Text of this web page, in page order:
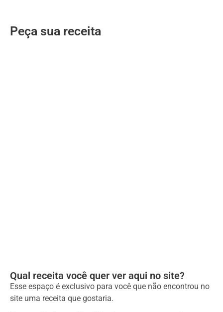
Peça sua receita
Qual receita você quer ver aqui no site?
Esse espaço é exclusivo para você que não encontrou no
site uma receita que gostaria.